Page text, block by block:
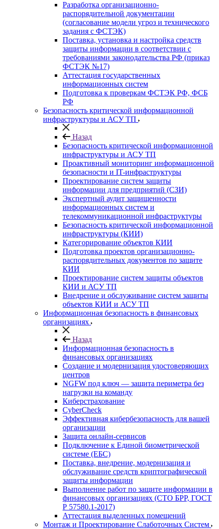
Разработка организационно-
распорядительной документации
(согласование модели угроз и технического
задания с ФСТЭК)
Поставка, установка и настройка средств
защиты информации в соответствии с
требованиями законодательства РФ (приказ
ФСТЭК №17)
Аттестация государственных
информационных систем
Подготовка к проверкам ФСТЭК РФ, ФСБ
РФ
Безопасность критической информационной
инфраструктуры и АСУ ТП
Назад
Безопасность критической информационной
инфраструктуры и АСУ ТП
Проактивный мониторинг информационной
безопасности и IT-инфраструктуры
Проектирование систем защиты
информации для предприятий (СЗИ)
Экспертный аудит защищенности
информационных систем и
телекоммуникационной инфраструктуры
Безопасность критической информационной
инфраструктуры (КИИ)
Категорирование объектов КИИ
Подготовка проектов организационно-
распорядительных документов по защите
КИИ
Проектирование систем защиты объектов
КИИ и АСУ ТП
Внедрение и обслуживание систем защиты
объектов КИИ и АСУ ТП
Информационная безопасность в финансовых
организациях
Назад
Информационная безопасность в
финансовых организациях
Создание и модернизация удостоверяющих
центров
NGFW под ключ — защита периметра без
нагрузки на команду
Киберстрахование
CyberCheck
Эффективная кибербезопасность для вашей
организации
Защита онлайн-сервисов
Подключение к Единой биометрической
системе (ЕБС)
Поставка, внедрение, модернизация и
обслуживание средств криптографической
защиты информации
Выполнение работ по защите информации в
финансовых организациях (СТО БРР, ГОСТ
Р 57580.1-2017)
Аттестация выделенных помещений
Монтаж и Проектирование Слаботочных Систем